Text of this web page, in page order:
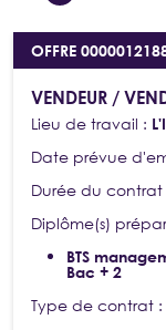
OFFRE
VENDEUR /
Lieu de travail :
Date prévue
Durée du contrat
Diplôme(s)
BTS
Bac + 2
Type de contrat :